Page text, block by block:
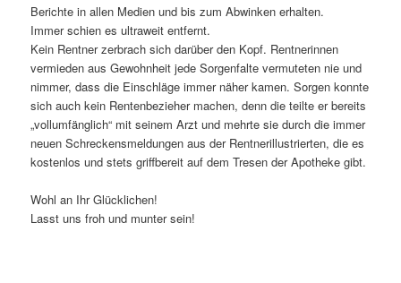
Berichte in allen Medien und bis zum Abwinken erhalten.
Immer schien es ultraweit entfernt.
Kein Rentner zerbrach sich darüber den Kopf. Rentnerinnen
vermieden aus Gewohnheit jede Sorgenfalte vermuteten nie und
nimmer, dass die Einschläge immer näher kamen. Sorgen konnte
sich auch kein Rentenbezieher machen, denn die teilte er bereits
„vollumfänglich“ mit seinem Arzt und mehrte sie durch die immer
neuen Schreckensmeldungen aus der Rentnerillustrierten, die es
kostenlos und stets griffbereit auf dem Tresen der Apotheke gibt.
Wohl an Ihr Glücklichen!
Lasst uns froh und munter sein!